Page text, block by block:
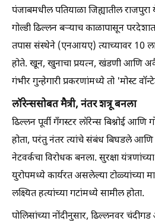
पंजाबमधील पतियाळा जिह्यातील
गोल्डी ढिल्लन बऱ्याच काळापासून परदेशात
तपास संस्थेने (एनआयए) त्याच्यावर 10
होते. खून, खुनाचा प्रयत्न, खंडणी आणि
गंभीर गुन्हेगारी प्रकरणांमध्ये तो 'मोस्ट
लॉरेन्ससोबत मैत्री, नंतर शत्रू बनला
ढिल्लन पूर्वी गँगस्टर लॉरेन्स बिश्नोई आणि
होता, परंतु नंतर त्यांचे संबंध बिघडले आणि
नेटवर्कचा विरोधक बनला. सुरक्षा
युरोपमध्ये कार्यरत असलेल्या टोळ्यांच्या
लक्ष्यित हत्यांच्या गटांमध्ये सामील होता.
पोलिसांच्या नोंदीनुसार, ढिल्लनवर